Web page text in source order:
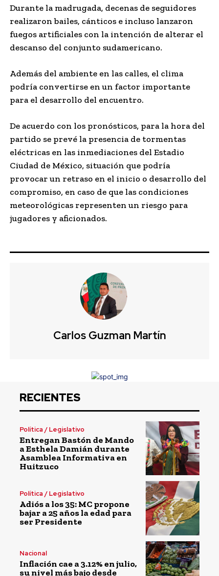
Durante la madrugada, decenas de seguidores
realizaron bailes, cánticos e incluso lanzaron
fuegos artificiales con la intención de alterar el
descanso del conjunto sudamericano.
Además del ambiente en las calles, el clima
podría convertirse en un factor importante
para el desarrollo del encuentro.
De acuerdo con los pronósticos, para la hora del
partido se prevé la presencia de tormentas
eléctricas en las inmediaciones del Estadio
Ciudad de México, situación que podría
provocar un retraso en el inicio o desarrollo del
compromiso, en caso de que las condiciones
meteorológicas representen un riesgo para
jugadores y aficionados.
Carlos Guzman Martín
RECIENTES
Política / Legislativo
Entregan Bastón de Mando
a Esthela Damián durante
Asamblea Informativa en
Huitzuco
Política / Legislativo
Adiós a los 35: MC propone
bajar a 25 años la edad para
ser Presidente
Nacional
Inflación cae a 3.12% en julio,
su nivel más bajo desde